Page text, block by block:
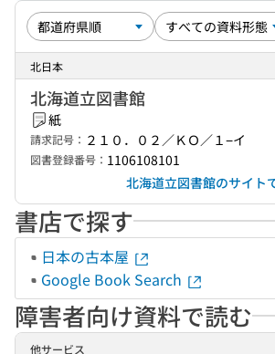
北日本
北海道立図書館
紙
請求記号： ２１０．０２／ＫＯ／１−イ
図書登録番号： 1106108101
北海道立図書館のサイト
書店で探す
日本の古本屋
Google Book Search
障害者向け資料で読む
他サービス